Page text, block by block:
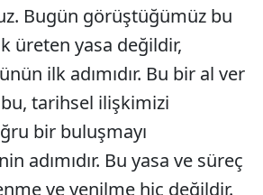
Bugün görüştüğümüz bu
üreten yasa değildir,
ilk adımıdır. Bu bir al ver
tarihsel ilişkimizi
bir buluşmayı
adımıdır. Bu yasa ve süreç
ve yenilme hiç değildir.